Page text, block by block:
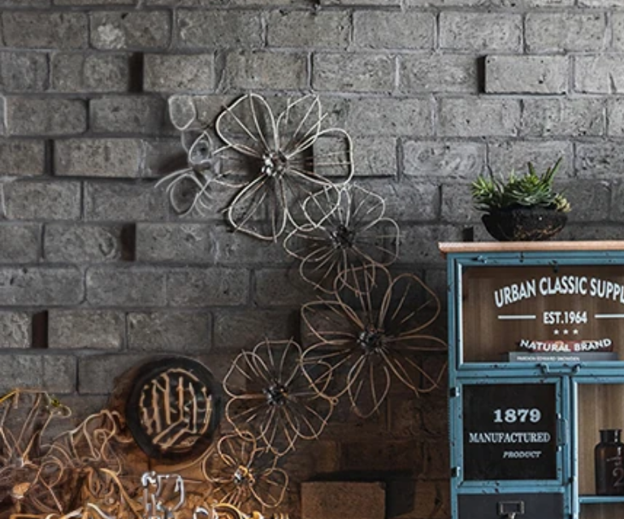
収納家具/ハンガーラック・ボール
収納家具/パイプ/無垢材とアイア
収納家具/竹集成材/無垢材とアイ
収納家具/無垢材/無垢材とアイア
収納家具/ラタン編み/無垢材とア
収納家具/ナチュラル/無垢材とア
収納家具/ヴィンテージ/無垢材と
収納家具/カントリー/無垢材とア